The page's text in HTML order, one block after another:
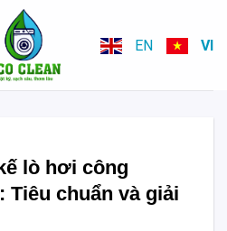
EN VI
lò hơi công
Tiêu chuẩn và giải